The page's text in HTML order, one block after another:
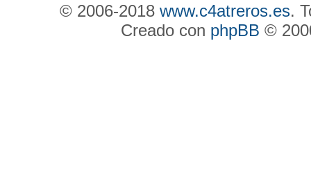
© 2006-2018 www.c4atreros.es.
Creado con phpBB ©